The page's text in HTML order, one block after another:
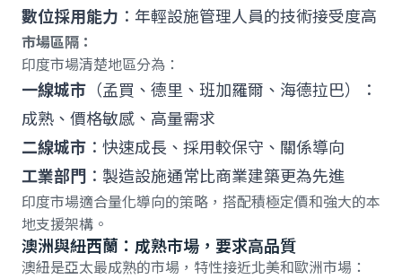
數位採用能力 ：年輕設施管理人員的技術接受度高
市場區隔：
印度市場清楚地區分為：
一線城市 （孟買、德里、班加羅爾、海德拉巴）：
成熟、價格敏感、高量需求
二線城市 ：快速成長、採用較保守、關係導向
工業部門 ：製造設施通常比商業建築更為先進
印度市場適合量化導向的策略，搭配積極定價和強大的本
地支援架構。
澳洲與紐西蘭：成熟市場，要求高品質
澳紐是亞太最成熟的市場，特性接近北美和歐洲市場：